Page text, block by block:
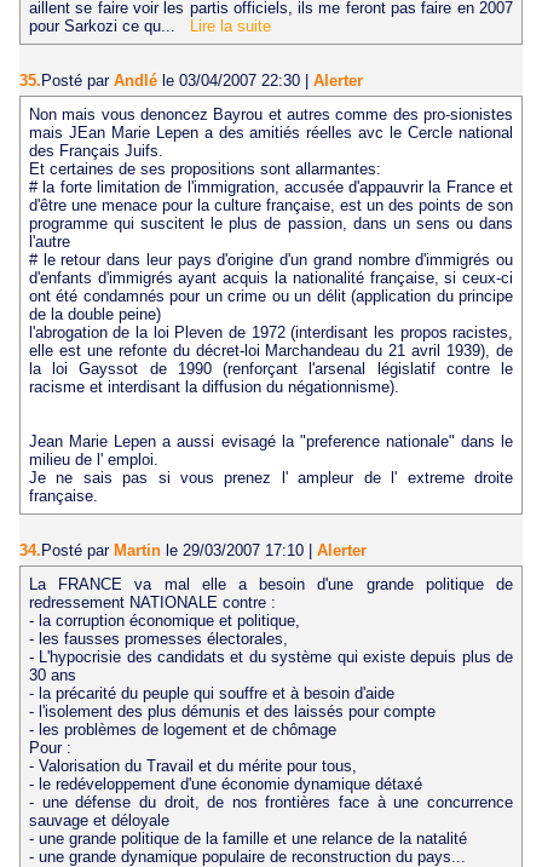
aillent se faire voir les partis officiels, ils me feront pas faire en 2007
pour Sarkozi ce qu...
Lire la suite
35. Posté par Andlé le 03/04/2007 22:30
Alerter
Non mais vous denoncez Bayrou et autres comme des pro-sionistes
mais JEan Marie Lepen a des amitiés réelles avc le Cercle national
des Français Juifs.
Et certaines de ses propositions sont allarmantes:
# la forte limitation de l'immigration, accusée d'appauvrir la France et
d'être une menace pour la culture française, est un des points de son
programme qui suscitent le plus de passion, dans un sens ou dans
l'autre
# le retour dans leur pays d'origine d'un grand nombre d'immigrés ou
d'enfants d'immigrés ayant acquis la nationalité française, si ceux-ci
ont été condamnés pour un crime ou un délit (application du principe
de la double peine)
l'abrogation de la loi Pleven de 1972 (interdisant les propos racistes,
elle est une refonte du décret-loi Marchandeau du 21 avril 1939), de
la loi Gayssot de 1990 (renforçant l'arsenal législatif contre le
racisme et interdisant la diffusion du négationnisme).
Jean Marie Lepen a aussi evisagé la "preference nationale" dans le
milieu de l' emploi.
Je ne sais pas si vous prenez l' ampleur de l' extreme droite
française.
34.Posté par Martin le 29/03/2007 17:10 | Alerter
La FRANCE va mal elle a besoin d'une grande politique de
redressement NATIONALE contre :
- la corruption économique et politique,
- les fausses promesses électorales,
- L'hypocrisie des candidats et du système qui existe depuis plus de
30 ans
- la précarité du peuple qui souffre et à besoin d'aide
- l'isolement des plus démunis et des laissés pour compte
- les problèmes de logement et de chômage
Pour :
- Valorisation du Travail et du mérite pour tous,
- le redéveloppement d'une économie dynamique détaxé
- une défense du droit, de nos frontières face à une concurrence
sauvage et déloyale
- une grande politique de la famille et une relance de la natalité
- une grande dynamique populaire de reconstruction du pays...